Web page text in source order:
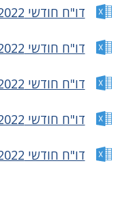
דו"ח חודשי 5-2022
דו"ח חודשי 4-2022
דו"ח חודשי 3-2022
דו"ח חודשי 2-2022
דו"ח חודשי 1-2022